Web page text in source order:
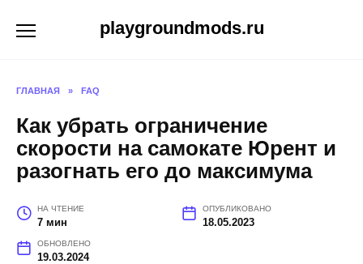
playgroundmods.ru
ГЛАВНАЯ » FAQ
Как убрать ограничение
скорости на самокате Юрент и
разогнать его до максимума
НА ЧТЕНИЕ
7 мин
ОПУБЛИКОВАНО
18.05.2023
ОБНОВЛЕНО
19.03.2024